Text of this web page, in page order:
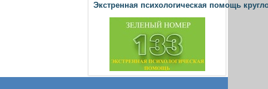
Экстренная психологическая помощь